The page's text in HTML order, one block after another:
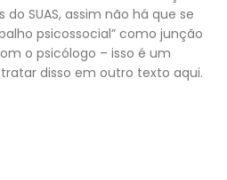
SUAS, assim não há que se
psicossocial” como junção
o psicólogo – isso é um
disso em outro texto aqui.